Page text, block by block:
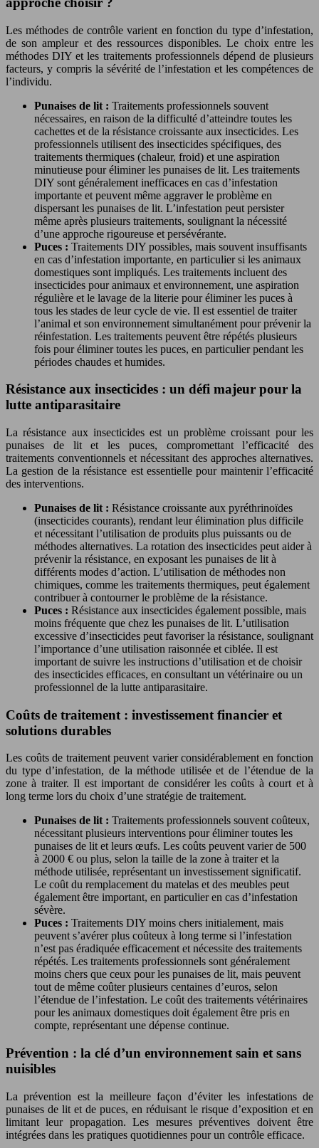
Les méthodes de contrôle varient en fonction du type d’infestation,
de son ampleur et des ressources disponibles. Le choix entre les
méthodes DIY et les traitements professionnels dépend de plusieurs
facteurs, y compris la sévérité de l’infestation et les compétences de
l’individu.
Punaises de lit : Traitements professionnels souvent
nécessaires, en raison de la difficulté d’atteindre toutes les
cachettes et de la résistance croissante aux insecticides. Les
professionnels utilisent des insecticides spécifiques, des
traitements thermiques (chaleur, froid) et une aspiration
minutieuse pour éliminer les punaises de lit. Les traitements
DIY sont généralement inefficaces en cas d’infestation
importante et peuvent même aggraver le problème en
dispersant les punaises de lit. L’infestation peut persister
même après plusieurs traitements, soulignant la nécessité
d’une approche rigoureuse et persévérante.
Puces : Traitements DIY possibles, mais souvent insuffisants
en cas d’infestation importante, en particulier si les animaux
domestiques sont impliqués. Les traitements incluent des
insecticides pour animaux et environnement, une aspiration
régulière et le lavage de la literie pour éliminer les puces à
tous les stades de leur cycle de vie. Il est essentiel de traiter
l’animal et son environnement simultanément pour prévenir la
réinfestation. Les traitements peuvent être répétés plusieurs
fois pour éliminer toutes les puces, en particulier pendant les
périodes chaudes et humides.
Résistance aux insecticides : un défi majeur pour la
lutte antiparasitaire
La résistance aux insecticides est un problème croissant pour les
punaises de lit et les puces, compromettant l’efficacité des
traitements conventionnels et nécessitant des approches alternatives.
La gestion de la résistance est essentielle pour maintenir l’efficacité
des interventions.
Punaises de lit : Résistance croissante aux pyréthrinoïdes
(insecticides courants), rendant leur élimination plus difficile
et nécessitant l’utilisation de produits plus puissants ou de
méthodes alternatives. La rotation des insecticides peut aider à
prévenir la résistance, en exposant les punaises de lit à
différents modes d’action. L’utilisation de méthodes non
chimiques, comme les traitements thermiques, peut également
contribuer à contourner le problème de la résistance.
Puces : Résistance aux insecticides également possible, mais
moins fréquente que chez les punaises de lit. L’utilisation
excessive d’insecticides peut favoriser la résistance, soulignant
l’importance d’une utilisation raisonnée et ciblée. Il est
important de suivre les instructions d’utilisation et de choisir
des insecticides efficaces, en consultant un vétérinaire ou un
professionnel de la lutte antiparasitaire.
Coûts de traitement : investissement financier et
solutions durables
Les coûts de traitement peuvent varier considérablement en fonction
du type d’infestation, de la méthode utilisée et de l’étendue de la
zone à traiter. Il est important de considérer les coûts à court et à
long terme lors du choix d’une stratégie de traitement.
Punaises de lit : Traitements professionnels souvent coûteux,
nécessitant plusieurs interventions pour éliminer toutes les
punaises de lit et leurs œufs. Les coûts peuvent varier de 500
à 2000 € ou plus, selon la taille de la zone à traiter et la
méthode utilisée, représentant un investissement significatif.
Le coût du remplacement du matelas et des meubles peut
également être important, en particulier en cas d’infestation
sévère.
Puces : Traitements DIY moins chers initialement, mais
peuvent s’avérer plus coûteux à long terme si l’infestation
n’est pas éradiquée efficacement et nécessite des traitements
répétés. Les traitements professionnels sont généralement
moins chers que ceux pour les punaises de lit, mais peuvent
tout de même coûter plusieurs centaines d’euros, selon
l’étendue de l’infestation. Le coût des traitements vétérinaires
pour les animaux domestiques doit également être pris en
compte, représentant une dépense continue.
Prévention : la clé d’un environnement sain et sans
nuisibles
La prévention est la meilleure façon d’éviter les infestations de
punaises de lit et de puces, en réduisant le risque d’exposition et en
limitant leur propagation. Les mesures préventives doivent être
intégrées dans les pratiques quotidiennes pour un contrôle efficace.